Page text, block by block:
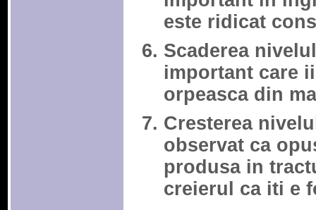
este ridicat
Scaderea
important care
orpeasca din
Cresterea
observat ca
produsa in
creierul ca iti e